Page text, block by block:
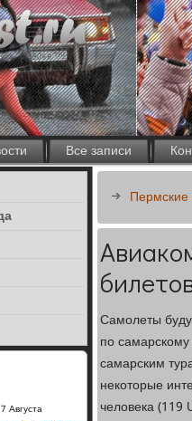
Все записи
Августа
Самолеты
по
самарским
некоторые
человека (119